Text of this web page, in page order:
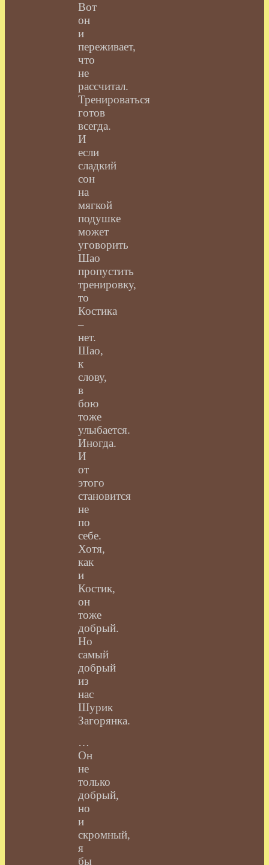
Вот
он
и
переживает,
что
не
рассчитал.
Тренироваться
готов
всегда.
И
если
сладкий
сон
на
мягкой
подушке
может
уговорить
Шао
пропустить
тренировку,
то
Костика
–
нет.
Шао,
к
слову,
в
бою
тоже
улыбается.
Иногда.
И
от
этого
становится
не
по
себе.
Хотя,
как
и
Костик,
он
тоже
добрый.
Но
самый
добрый
из
нас
Шурик
Загорянка.
…
Он
не
только
добрый,
но
и
скромный,
я
бы